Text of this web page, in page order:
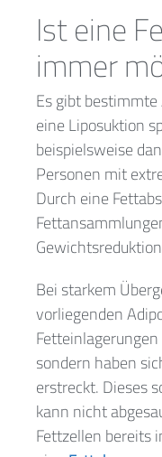
Ist eine
immer
Es gibt
eine Liposuktion
beispielsweise
Personen mit
Durch eine
Bei starkem
vorliegenden
sondern haben
erstreckt. Dieses
kann nicht
Fettzellen bereits